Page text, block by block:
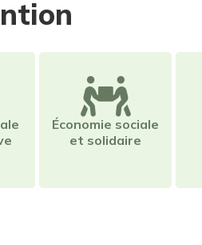
Économie sociale
et solidaire